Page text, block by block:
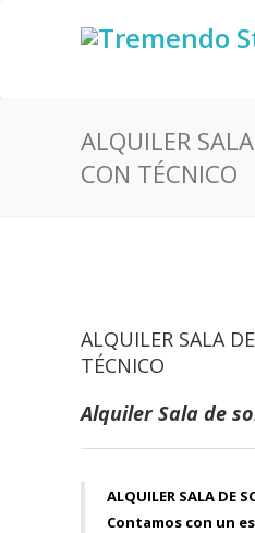
ALQUILER
CON TÉCNICO
ALQUILER SALA
TÉCNICO
Alquiler Sala de
ALQUILER SALA DE
Contamos con un